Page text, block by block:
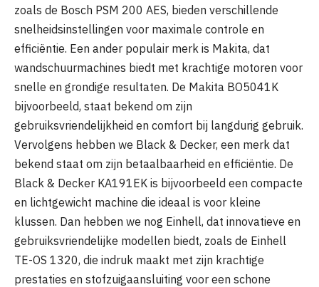
zoals de Bosch PSM 200 AES, bieden verschillende
snelheidsinstellingen voor maximale controle en
efficiëntie. Een ander populair merk is Makita, dat
wandschuurmachines biedt met krachtige motoren voor
snelle en grondige resultaten. De Makita BO5041K
bijvoorbeeld, staat bekend om zijn
gebruiksvriendelijkheid en comfort bij langdurig gebruik.
Vervolgens hebben we Black & Decker, een merk dat
bekend staat om zijn betaalbaarheid en efficiëntie. De
Black & Decker KA191EK is bijvoorbeeld een compacte
en lichtgewicht machine die ideaal is voor kleine
klussen. Dan hebben we nog Einhell, dat innovatieve en
gebruiksvriendelijke modellen biedt, zoals de Einhell
TE-OS 1320, die indruk maakt met zijn krachtige
prestaties en stofzuigaansluiting voor een schone